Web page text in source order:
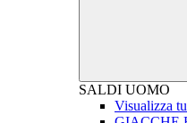
SALDI UOMO
Visualizza